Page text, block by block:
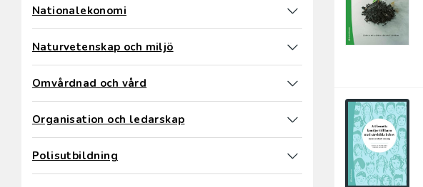
Nationalekonomi
Naturvetenskap och miljö
Omvårdnad och vård
Organisation och ledarskap
Polisutbildning